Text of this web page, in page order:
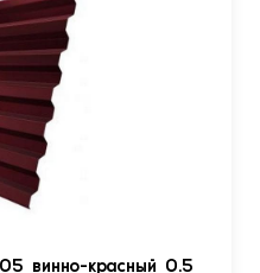
винно-красный 0.5